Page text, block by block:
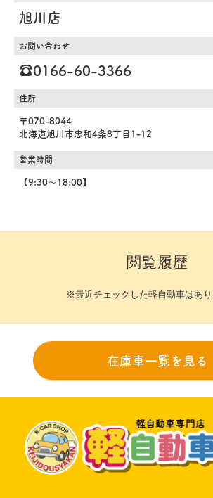
旭川店
お問い合わせ
☎️0166-60-3366
住所
〒070-8044
北海道旭川市忠和4条8丁目1-12
営業時間
【9:30～18:00】
閲覧履歴
※最近チェックした軽自動車はあり
在庫車一覧を見る